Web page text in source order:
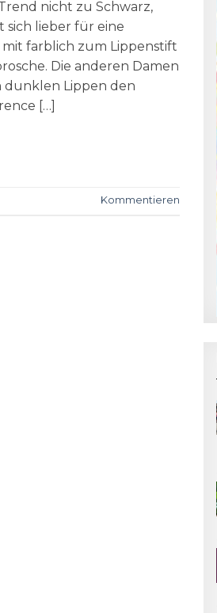
nicht zu Schwarz,
sich lieber für eine
farblich zum Lippenstift
Die anderen Damen
dunklen Lippen den
[…]
Kommentieren